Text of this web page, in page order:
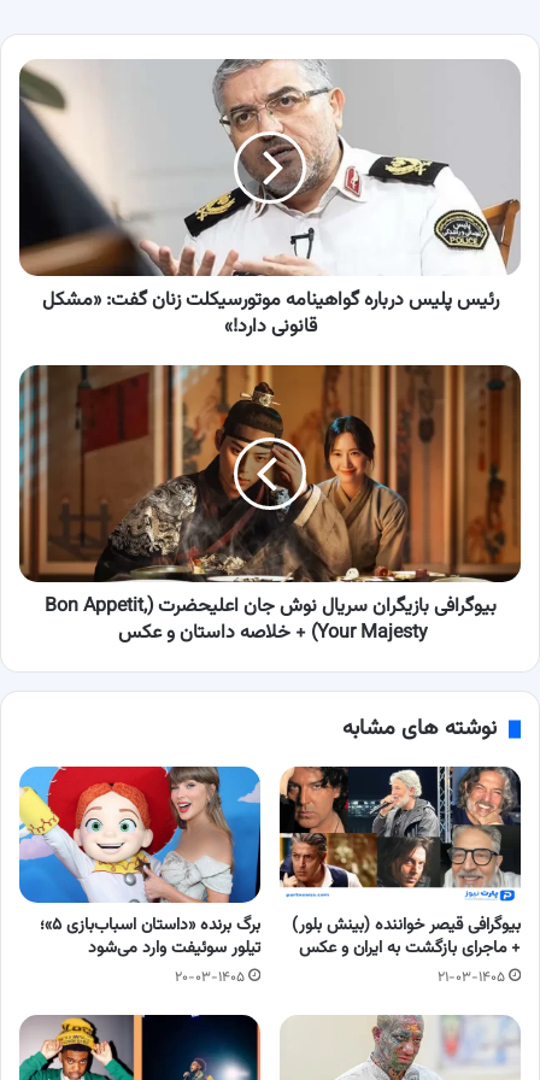
رئیس
موتورسیکلت
زنان
گفت:
«مشکل
قانونی
دارد!»رئیس پلیس درباره گواهینامه موتورسیکلت زنان گفت: «مشکل
قانونی دارد!»
بیوگرافی
بازیگران
جان
اعلیحضرت
(Bon
Appetit,
Your
Majesty)
عکس
بیوگرافی بازیگران سریال نوش جان اعلیحضرت (Bon Appetit,
Your Majesty) + خلاصه داستان و عکس
نوشته های مشابه
بیوگرافی قیصر خواننده (بینش بلور)
+ ماجرای بازگشت به ایران و عکس
۲۱-۰۳-۱۴۰۵
برگ برنده «داستان اسباب‌بازی ۵»؛
تیلور سوئیفت وارد می‌شود
۲۰-۰۳-۱۴۰۵